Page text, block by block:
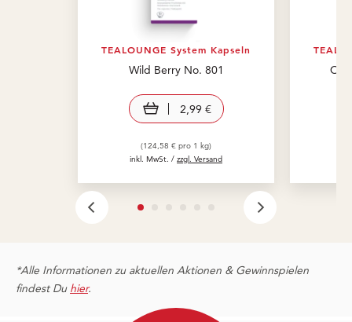
TEALOUNGE System Kapseln
Wild Berry No. 801
In den Warenkorb
2,99 €
(124,58 € pro 1 kg)
inkl. MwSt. / zzgl. Versand
*Alle Informationen zu aktuellen Aktionen & Gewinnspielen
findest Du hier.